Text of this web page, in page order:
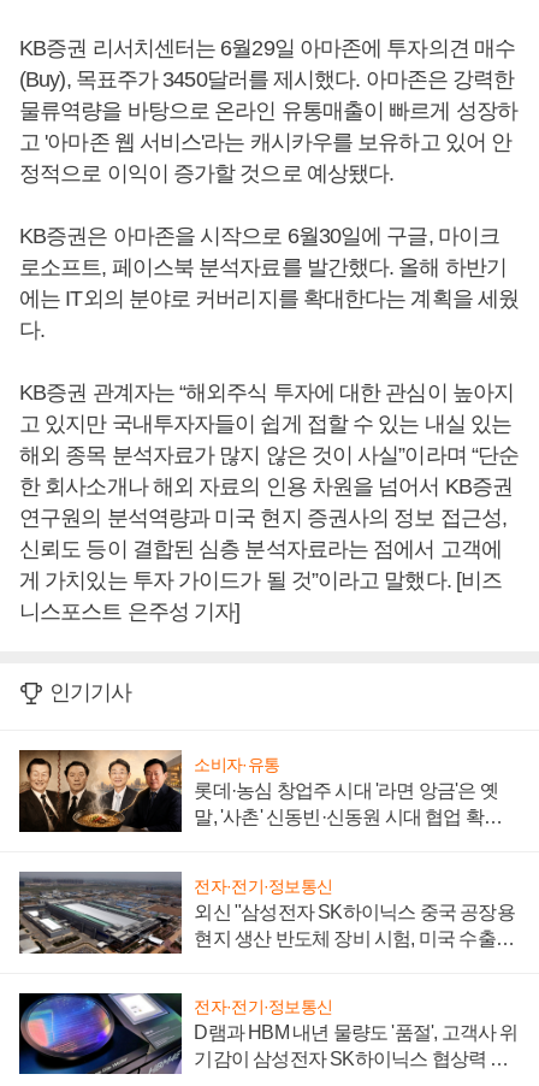
KB증권 리서치센터는 6월29일 아마존에 투자의견 매수
(Buy), 목표주가 3450달러를 제시했다. 아마존은 강력한
물류역량을 바탕으로 온라인 유통매출이 빠르게 성장하
고 '아마존 웹 서비스'라는 캐시카우를 보유하고 있어 안
정적으로 이익이 증가할 것으로 예상됐다.
KB증권은 아마존을 시작으로 6월30일에 구글, 마이크
로소프트, 페이스북 분석자료를 발간했다. 올해 하반기
에는 IT외의 분야로 커버리지를 확대한다는 계획을 세웠
다.
KB증권 관계자는 “해외주식 투자에 대한 관심이 높아지
고 있지만 국내투자자들이 쉽게 접할 수 있는 내실 있는
해외 종목 분석자료가 많지 않은 것이 사실”이라며 “단순
한 회사소개나 해외 자료의 인용 차원을 넘어서 KB증권
연구원의 분석역량과 미국 현지 증권사의 정보 접근성,
신뢰도 등이 결합된 심층 분석자료라는 점에서 고객에
게 가치있는 투자 가이드가 될 것”이라고 말했다. [비즈
니스포스트 은주성 기자]
인기기사
소비자·유통
롯데·농심 창업주 시대 '라면 앙금'은 옛
말, '사촌' 신동빈·신동원 시대 협업 확대
전자·전기·정보통신
외신 "삼성전자 SK하이닉스 중국 공장용
현지 생산 반도체 장비 시험, 미국 수출통
전자·전기·정보통신
D램과 HBM 내년 물량도 '품절', 고객사 위
기감이 삼성전자 SK하이닉스 협상력 더